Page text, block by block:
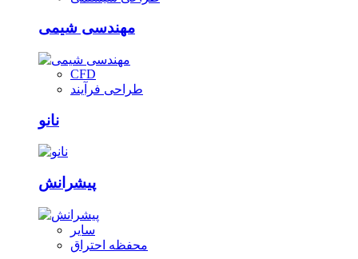
مهندسی شیمی
CFD
طراحی فرآیند
نانو
پیشرانش
سایر
محفظه احتراق